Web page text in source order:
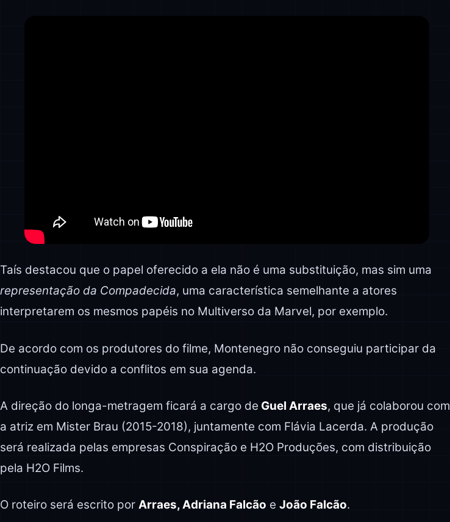
Taís destacou que o papel oferecido a ela não é uma substituição, mas sim uma
representação da Compadecida, uma característica semelhante a atores
interpretarem os mesmos papéis no Multiverso da Marvel, por exemplo.
De acordo com os produtores do filme, Montenegro não conseguiu participar da
continuação devido a conflitos em sua agenda.
A direção do longa-metragem ficará a cargo de Guel Arraes, que já colaborou com
a atriz em Mister Brau (2015-2018), juntamente com Flávia Lacerda. A produção
será realizada pelas empresas Conspiração e H2O Produções, com distribuição
pela H2O Films.
O roteiro será escrito por Arraes, Adriana Falcão e João Falcão.